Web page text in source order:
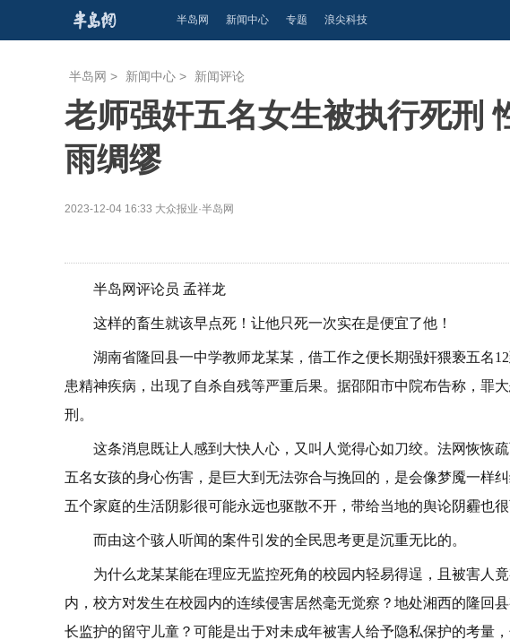
半岛网 新闻中心 专题 浪尖科技
半岛网 > 新闻中心 > 新闻评论
老师强奸五名女生被执行死刑
雨绸缪
2023-12-04 16:33 大众报业·半岛网
半岛网评论员 孟祥龙
这样的畜生就该早点死！让他只死一次实在是便宜了他！
湖南省隆回县一中学教师龙某某，借工作之便长期强奸猥亵五名
患精神疾病，出现了自杀自残等严重后果。据邵阳市中院布告称，罪
刑。
这条消息既让人感到大快人心，又叫人觉得心如刀绞。法网恢恢
五名女孩的身心伤害，是巨大到无法弥合与挽回的，是会像梦魇一样
五个家庭的生活阴影很可能永远也驱散不开，带给当地的舆论阴霾也
而由这个骇人听闻的案件引发的全民思考更是沉重无比的。
为什么龙某某能在理应无监控死角的校园内轻易得逞，且被害人
内，校方对发生在校园内的连续侵害居然毫无觉察？地处湘西的隆回
长监护的留守儿童？可能是出于对未成年被害人给予隐私保护的考量